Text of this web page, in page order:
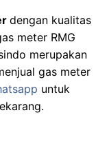
dengan kualitas
meter RMG
merupakan
gas meter
untuk